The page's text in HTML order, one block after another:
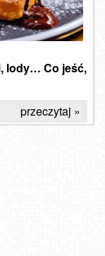
lody… Co jeść,
przeczytaj »